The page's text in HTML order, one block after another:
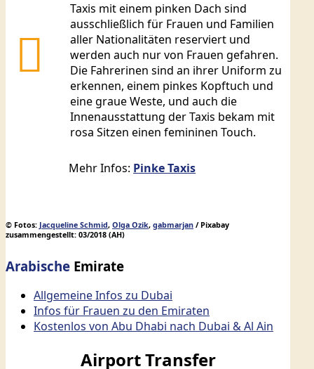
Taxis mit einem pinken Dach sind
ausschließlich für Frauen und Familien
aller Nationalitäten reserviert und
werden auch nur von Frauen gefahren.
Die Fahrerinen sind an ihrer Uniform zu
erkennen, einem pinkes Kopftuch und
eine graue Weste, und auch die
Innenausstattung der Taxis bekam mit
rosa Sitzen einen femininen Touch.
Mehr Infos: Pinke Taxis
© Fotos: Jacqueline Schmid, Olga Ozik, gabmarjan / Pixabay
zusammengestellt: 03/2018 (AH)
Arabische Emirate
Allgemeine Infos zu Dubai
Infos für Frauen zu den Emiraten
Kostenlos von Abu Dhabi nach Dubai & Al Ain
Airport Transfer